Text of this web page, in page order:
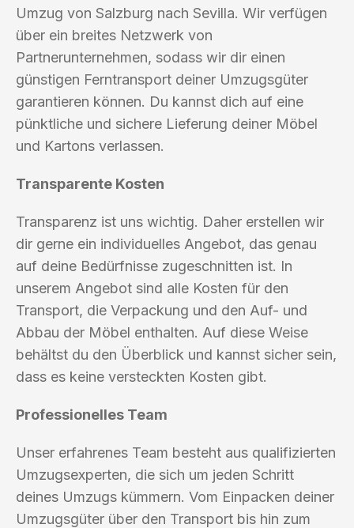
Umzug von Salzburg nach Sevilla. Wir verfügen
über ein breites Netzwerk von
Partnerunternehmen, sodass wir dir einen
günstigen Ferntransport deiner Umzugsgüter
garantieren können. Du kannst dich auf eine
pünktliche und sichere Lieferung deiner Möbel
und Kartons verlassen.
Transparente Kosten
Transparenz ist uns wichtig. Daher erstellen wir
dir gerne ein individuelles Angebot, das genau
auf deine Bedürfnisse zugeschnitten ist. In
unserem Angebot sind alle Kosten für den
Transport, die Verpackung und den Auf- und
Abbau der Möbel enthalten. Auf diese Weise
behältst du den Überblick und kannst sicher sein,
dass es keine versteckten Kosten gibt.
Professionelles Team
Unser erfahrenes Team besteht aus qualifizierten
Umzugsexperten, die sich um jeden Schritt
deines Umzugs kümmern. Vom Einpacken deiner
Umzugsgüter über den Transport bis hin zum